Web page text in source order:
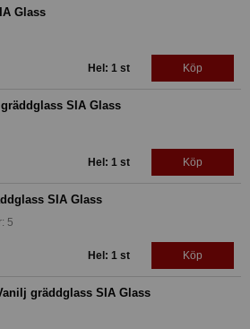
Glass
Hel: 1 st Köp
SIA Glass
Hel: 1 st Köp
SIA Glass
5
Hel: 1 st Köp
gräddglass SIA Glass